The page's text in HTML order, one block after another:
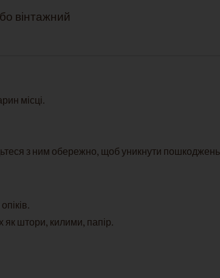
вінтажний
місці.
з ним обережно, щоб уникнути
як штори, килими, папір.